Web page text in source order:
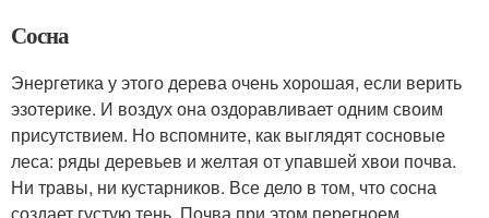
Сосна
Энергетика у этого дерева очень хорошая, если верить
эзотерике. И воздух она оздоравливает одним своим
присутствием. Но вспомните, как выглядят сосновые
леса: ряды деревьев и желтая от упавшей хвои почва.
Ни травы, ни кустарников. Все дело в том, что сосна